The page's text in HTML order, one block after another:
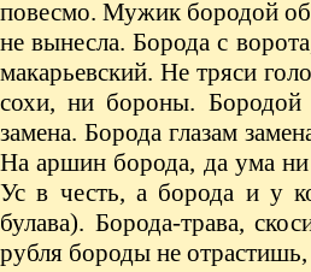
повесмо. Мужик бородой
не вынесла. Борода с
макарьевский. Не тряси
сохи, ни бороны.
замена. Борода глазам
На аршин борода, да ума
Ус в честь, а борода и у
булава). Борода-трава,
рубля бороды не